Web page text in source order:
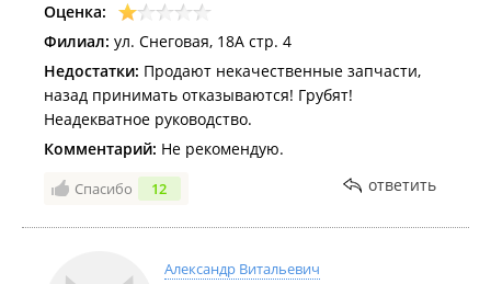
Оценка:
Филиал: ул. Снеговая, 18А стр. 4
Недостатки: Продают некачественные запчасти,
назад принимать отказываются! Грубят!
Неадекватное руководство.
Комментарий: Не рекомендую.
Спасибо 12 ответить
Александр Витальевич